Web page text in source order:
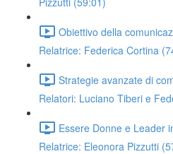
Obiettivo della
Relatrice: Federica Cortina
Strategie avanzate di
Relatori: Luciano Tiberi e
Essere Donne e Leader
Relatrice: Eleonora Pizzutti